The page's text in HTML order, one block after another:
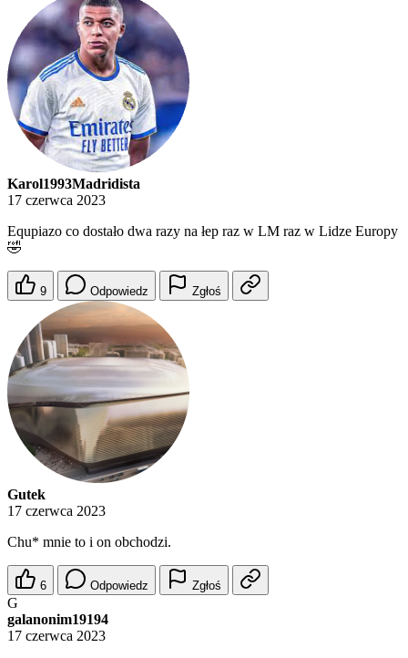
Karol1993Madridista
17 czerwca 2023
Equpiazo co dostało dwa razy na łep raz w LM raz w Lidze Europy
🤣
9 Odpowiedz Zgłoś
Gutek
17 czerwca 2023
Chu* mnie to i on obchodzi.
6 Odpowiedz Zgłoś
G
galanonim19194
17 czerwca 2023